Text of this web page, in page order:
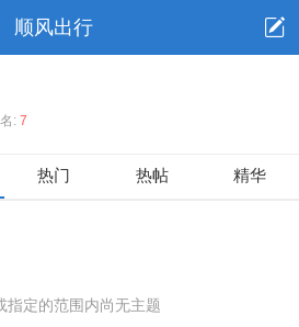
顺风出行
: 7
热门 热帖 精华
指定的范围内尚无主题